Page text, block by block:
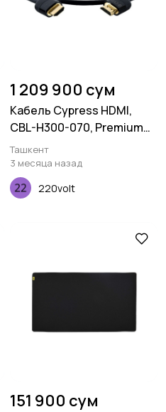
1 209 900 сум
Кабель Cypress HDMI,
CBL-H300-070, Premium
4K, 7.0M, 24AWG
Ташкент
3 месяца назад
220volt
151 900 сум